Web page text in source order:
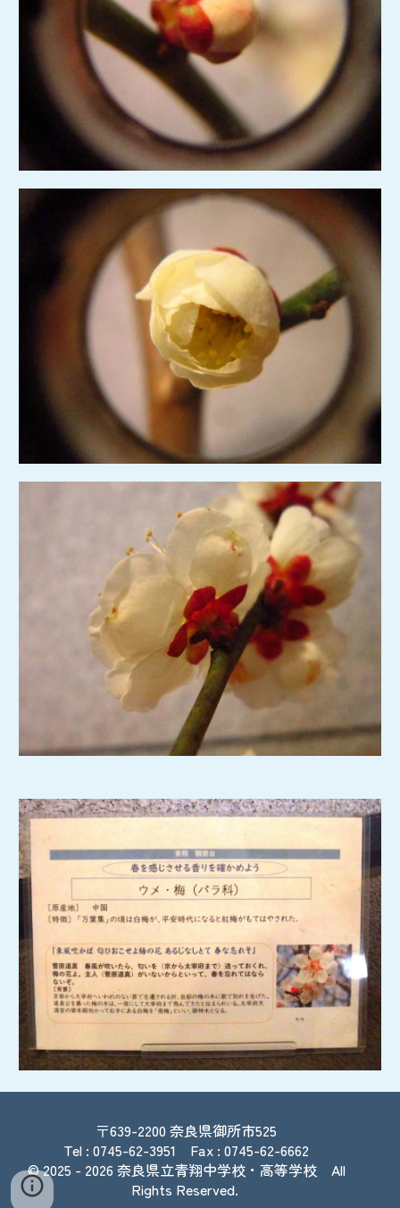
〒639-2200奈良県御所市525
Tel : 0745-62-3951 Fax : 0745-62-6662
© 2025 - 2026 奈良県立青翔中学校・高等学校 All
Rights Reserved.